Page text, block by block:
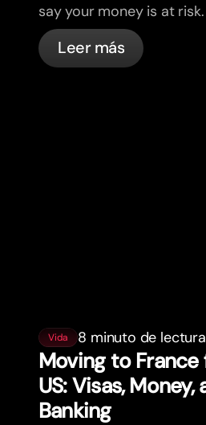
say your money is at
actually happening, and
Leer más
Vida 8 minuto de lectura
Moving to
US: Visas,
Banking